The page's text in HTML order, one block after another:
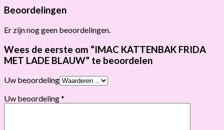
Beoordelingen
Er zijn nog geen beoordelingen.
Wees de eerste om “IMAC KATTENBAK FRIDA
MET LADE BLAUW” te beoordelen
Uw beoordeling
Uw beoordeling*